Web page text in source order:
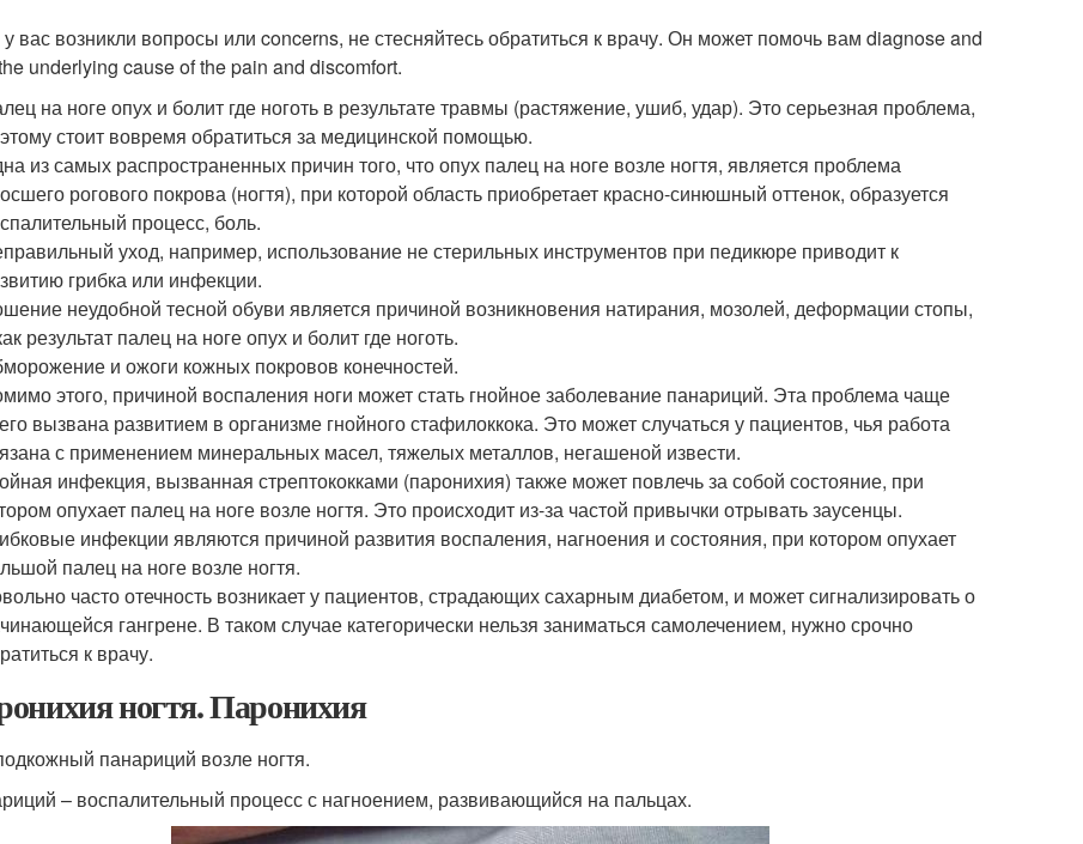
вас возникли вопросы или concerns, не стесняйтесь обратиться к врачу. Он может помочь вам diagnose and
underlying cause of the pain and discomfort.
на ноге опух и болит где ноготь в результате травмы (растяжение, ушиб, удар). Это серьезная проблема,
стоит вовремя обратиться за медицинской помощью.
из самых распространенных причин того, что опух палец на ноге возле ногтя, является проблема
рогового покрова (ногтя), при которой область приобретает красно-синюшный оттенок, образуется
процесс, боль.
уход, например, использование не стерильных инструментов при педикюре приводит к
грибка или инфекции.
неудобной тесной обуви является причиной возникновения натирания, мозолей, деформации стопы,
результат палец на ноге опух и болит где ноготь.
и ожоги кожных покровов конечностей.
этого, причиной воспаления ноги может стать гнойное заболевание панариций. Эта проблема чаще
вызвана развитием в организме гнойного стафилоккока. Это может случаться у пациентов, чья работа
с применением минеральных масел, тяжелых металлов, негашеной извести.
инфекция, вызванная стрептококками (паронихия) также может повлечь за собой состояние, при
опухает палец на ноге возле ногтя. Это происходит из-за частой привычки отрывать заусенцы.
инфекции являются причиной развития воспаления, нагноения и состояния, при котором опухает
палец на ноге возле ногтя.
часто отечность возникает у пациентов, страдающих сахарным диабетом, и может сигнализировать о
гангрене. В таком случае категорически нельзя заниматься самолечением, нужно срочно
к врачу.
ногтя. Паронихия
панариций возле ногтя.
– воспалительный процесс с нагноением, развивающийся на пальцах.